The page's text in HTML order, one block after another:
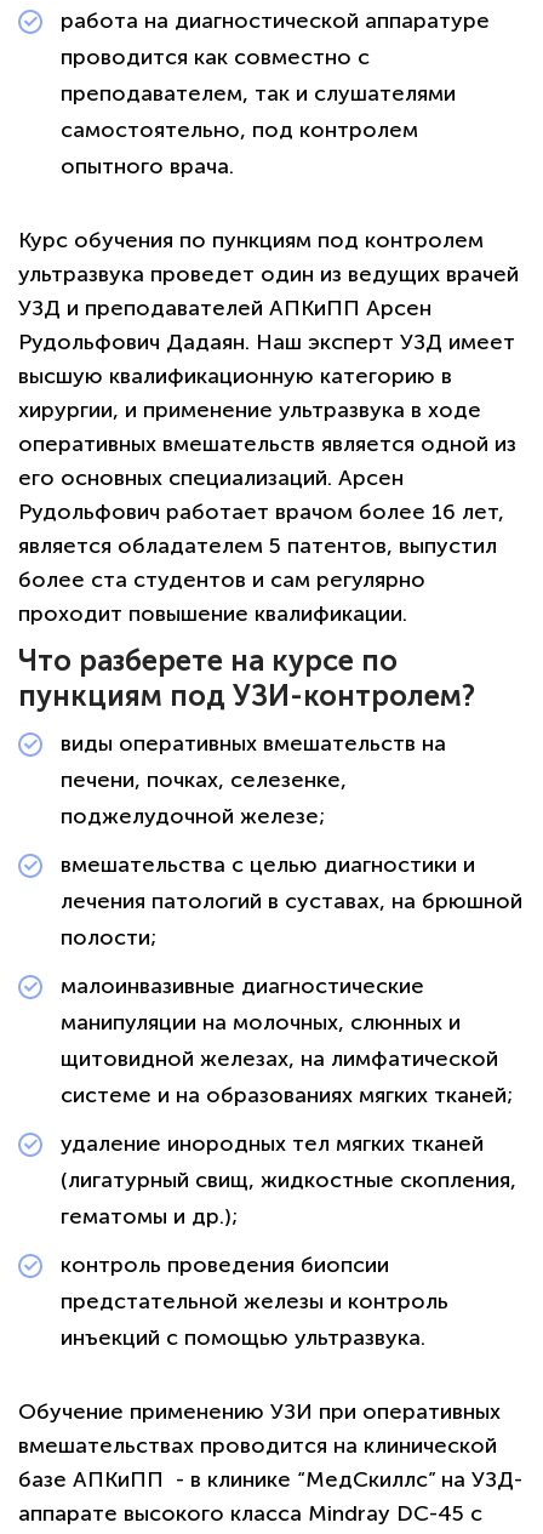
работа на диагностической аппаратуре
проводится как совместно с
преподавателем, так и слушателями
самостоятельно, под контролем
опытного врача.
Курс обучения по пункциям под контролем
ультразвука проведет один из ведущих врачей
УЗД и преподавателей АПКиПП Арсен
Рудольфович Дадаян. Наш эксперт УЗД имеет
высшую квалификационную категорию в
хирургии, и применение ультразвука в ходе
оперативных вмешательств является одной из
его основных специализаций. Арсен
Рудольфович работает врачом более 16 лет,
является обладателем 5 патентов, выпустил
более ста студентов и сам регулярно
проходит повышение квалификации.
Что разберете на курсе по
пункциям под УЗИ-контролем?
виды оперативных вмешательств на
печени, почках, селезенке,
поджелудочной железе;
вмешательства с целью диагностики и
лечения патологий в суставах, на брюшной
полости;
малоинвазивные диагностические
манипуляции на молочных, слюнных и
щитовидной железах, на лимфатической
системе и на образованиях мягких тканей;
удаление инородных тел мягких тканей
(лигатурный свищ, жидкостные скопления,
гематомы и др.);
контроль проведения биопсии
предстательной железы и контроль
инъекций с помощью ультразвука.
Обучение применению УЗИ при оперативных
вмешательствах проводится на клинической
базе АПКиПП - в клинике “МедСкиллс” на УЗД-
аппарате высокого класса Mindray DC-45 с